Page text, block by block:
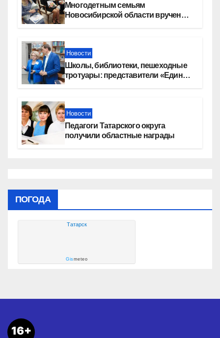
Многодетным семьям
Новосибирской области вручены
Новости
Школы, библиотеки, пешеходные
тротуары: представители «Единой
Новости
Педагоги Татарского округа
получили областные награды
ПОГОДА
Татарск
Gismeteo
16+